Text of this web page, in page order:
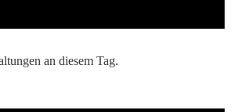
an diesem Tag.